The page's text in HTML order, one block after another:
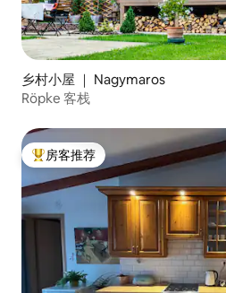
乡村小屋 ｜ Nagymaros
Röpke 客栈
热门「房客推荐」
房客推荐